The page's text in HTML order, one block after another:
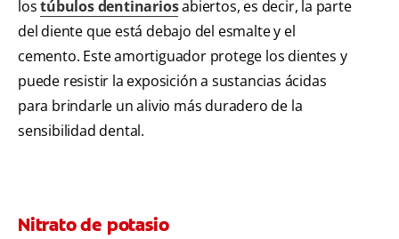
lostúbulos dentinariosabiertos, es decir, la parte
del diente que está debajo del esmalte y el
cemento. Este amortiguador protege los dientes y
puede resistir la exposición a sustancias ácidas
para brindarle un alivio más duradero de la
sensibilidad dental.
Nitrato de potasio